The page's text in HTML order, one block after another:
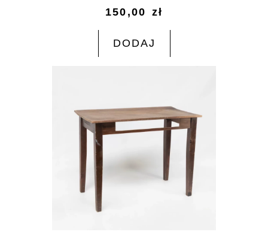
150,00 zł
DODAJ